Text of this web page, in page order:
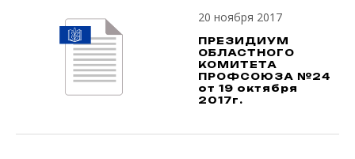
20 ноября 2017
ПРЕЗИДИУМ
ОБЛАСТНОГО
КОМИТЕТА
ПРОФСОЮЗА №24
от 19 октября
2017г.